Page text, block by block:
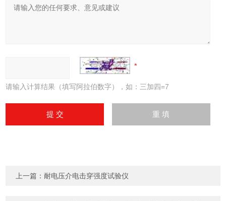
请输入计算结果（填写阿拉伯数字），如：三加四=7
上一篇： 耐电压介电击穿强度试验仪